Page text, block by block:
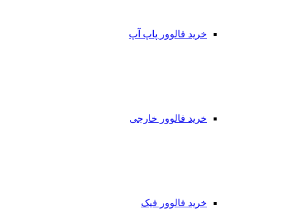
خرید فالوور پاپ آپ
خرید فالوور خارجی
خرید فالوور فیک